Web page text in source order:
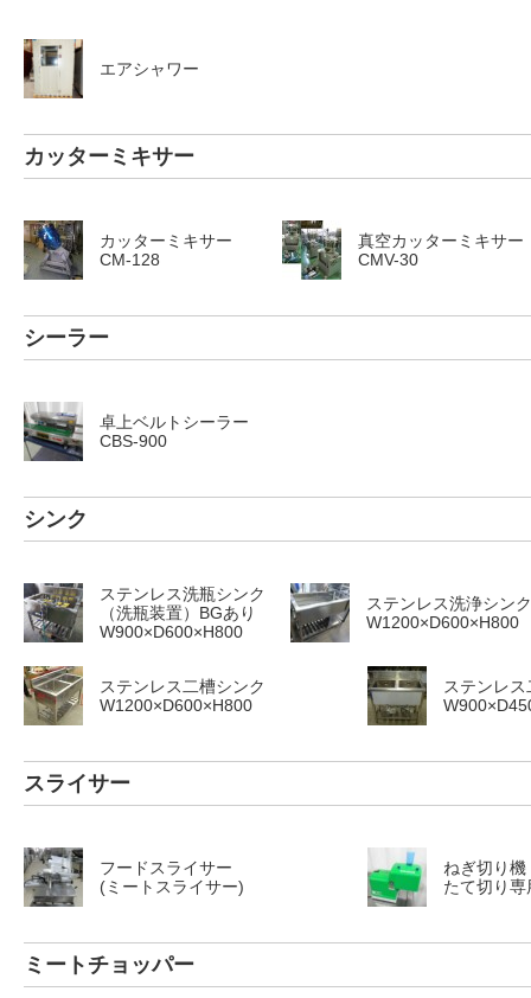
エアシャワー
カッターミキサー
カッターミキサー
CM-128
真空カッターミキサー
CMV-30
シーラー
卓上ベルトシーラー
CBS-900
シンク
ステンレス洗瓶シンク
（洗瓶装置）BGあり
W900×D600×H800
ステンレス洗浄シンク
W1200×D600×H800
ステンレス二槽シンク
W1200×D600×H800
ステンレ
スライサー
フードスライサー
(ミートスライサー)
ねぎ切り機
たて切り専
ミートチョッパー